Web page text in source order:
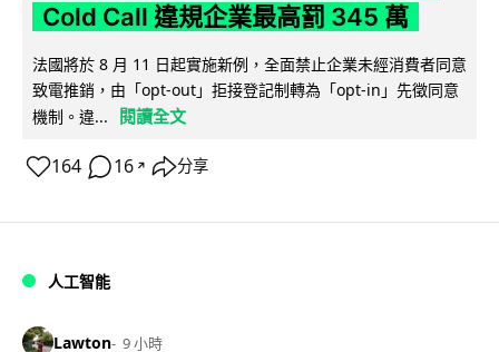
Cold Call 違規企業最高罰 345 萬
法國將於 8 月 11 日起實施新例，全面禁止企業未經消費者同意
致電推銷，由「opt-out」拒接登記制轉為「opt-in」先徵同意
機制。違...
閱讀全文
164 16 ↗ 分享
人工智能
Lawton 9 小時